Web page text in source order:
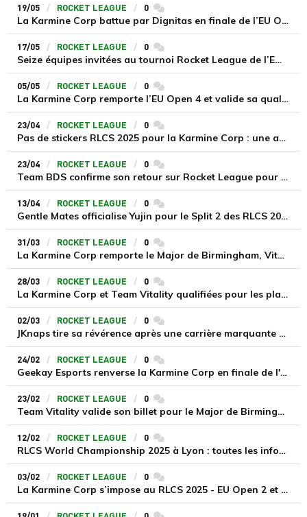
19/05 ROCKET LEAGUE 0 commentaires
La Karmine Corp battue par Dignitas en finale de l’EU Open 5, mais qualifiée pour le Major de Raleigh
17/05 ROCKET LEAGUE 0 commentaires
Seize équipes invitées au tournoi Rocket League de l’EWC 2025 via le classement RLCS, la Karmine Corp normalement présente
05/05 ROCKET LEAGUE 0 commentaires
La Karmine Corp remporte l’EU Open 4 et valide sa qualification pour les RLCS 2025 World Championship à Lyon
23/04 ROCKET LEAGUE 0 commentaires
Pas de stickers RLCS 2025 pour la Karmine Corp : une absence justifiée notamment par un désaccord économique
23/04 ROCKET LEAGUE 0 commentaires
Team BDS confirme son retour sur Rocket League pour le reste de la saison 2025
13/04 ROCKET LEAGUE 0 commentaires
Gentle Mates officialise Yujin pour le Split 2 des RLCS 2025
31/03 ROCKET LEAGUE 0 commentaires
La Karmine Corp remporte le Major de Birmingham, Vitality échoue en quart de finale
28/03 ROCKET LEAGUE 0 commentaires
La Karmine Corp et Team Vitality qualifiées pour les playoffs du Major de Birmingham RLCS 2025
02/03 ROCKET LEAGUE 0 commentaires
JKnaps tire sa révérence après une carrière marquante sur Rocket League
24/02 ROCKET LEAGUE 0 commentaires
Geekay Esports renverse la Karmine Corp en finale de l'Open 3 et décroche le dernier billet pour le Major de Birmingham
23/02 ROCKET LEAGUE 0 commentaires
Team Vitality valide son billet pour le Major de Birmingham lors du RLCS 2025 - EU Open 3
12/02 ROCKET LEAGUE 0 commentaires
RLCS World Championship 2025 à Lyon : toutes les infos sur la billeterie
03/02 ROCKET LEAGUE 0 commentaires
La Karmine Corp s’impose au RLCS 2025 - EU Open 2 et valide son ticket pour le Major de Birmingham